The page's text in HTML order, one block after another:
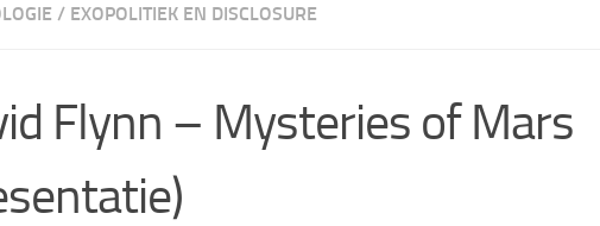
/ EXOPOLITIEK EN DISCLOSURE
Flynn – Mysteries of Mars